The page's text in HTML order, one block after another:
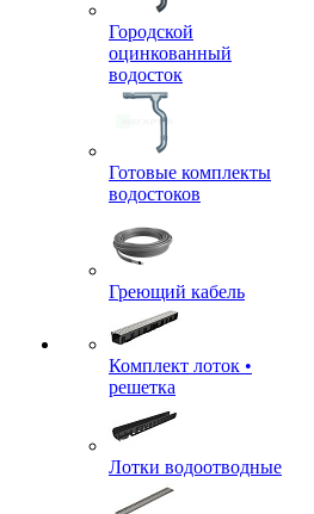
Городской
оцинкованный
водосток
Готовые комплекты
водостоков
Греющий кабель
Комплект лоток •
решетка
Лотки водоотводные